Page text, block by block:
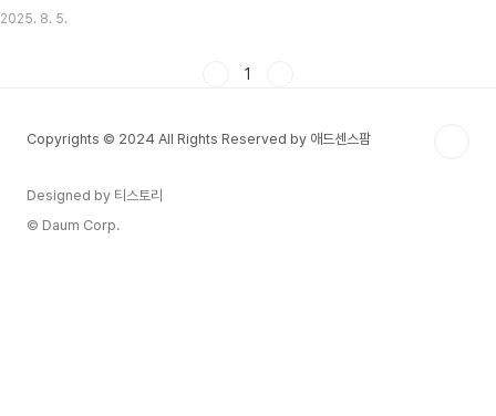
정리했습니다. 1. 콘서트 개요 공연명: 임영웅 2025 전국투어 콘서트 ‘IM HERO : 하늘
2025.11.07(금)~11.0..
2025. 8. 5.
1
Copyrights © 2024 All Rights Reserved by 애드센스팜
Designed by 티스토리
© Daum Corp.